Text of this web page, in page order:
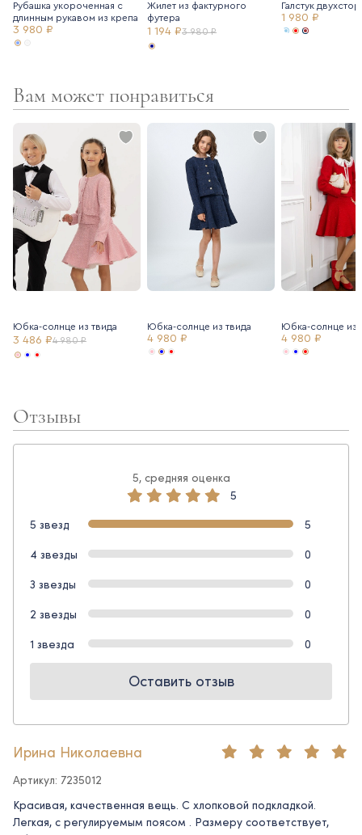
Рубашка укороченная с
длинным рукавом из крепа
3 980 ₽
Жилет из фактурного
футера
1 194 ₽3 980 ₽
Галстук
1 980 ₽
Вам может понравиться
Юбка-солнце из твида
3 486 ₽4 980 ₽
Юбка-солнце из твида
4 980 ₽
Юбка-солнце из
4 980 ₽
Отзывы
5, средняя оценка
5
5 звезд
5
4 звезды
0
3 звезды
0
2 звезды
0
1 звезда
0
Оставить отзыв
Ирина Николаевна
Артикул: 7235012
Красивая, качественная вещь. С хлопковой подкладкой.
Легкая, с регулируемым поясом . Размеру соответствует,